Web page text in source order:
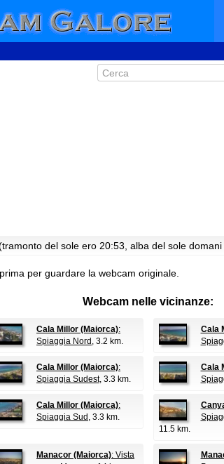
del sole ero 20:53, alba del sole
per guardare la webcam originale.
Webcam nelle vicinanze:
Cala Millor (Maiorca):
Spiaggia Nord , 3.2 km.
Cala
Cala Millor (Maiorca):
Spiaggia Sudest, 3.3 km.
Cala
Cala Millor (Maiorca):
Spiaggia Sud , 3.3 km.
11.5 km.
Manacor (Maiorca): Vista